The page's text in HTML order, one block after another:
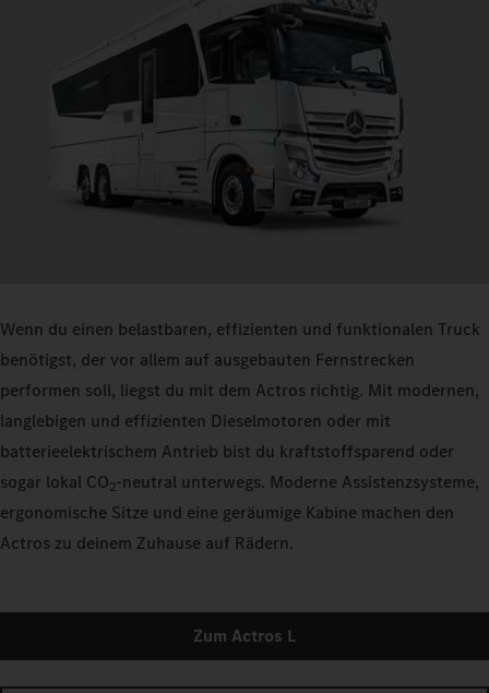
Wenn du einen belastbaren, effizienten und funktionalen Truck
benötigst, der vor allem auf ausgebauten Fernstrecken
performen soll, liegst du mit dem Actros richtig. Mit modernen,
langlebigen und effizienten Dieselmotoren oder mit
batterieelektrischem Antrieb bist du kraftstoffsparend oder
sogar lokal CO2-neutral unterwegs. Moderne Assistenzsysteme,
ergonomische Sitze und eine geräumige Kabine machen den
Actros zu deinem Zuhause auf Rädern.
Zum Actros L